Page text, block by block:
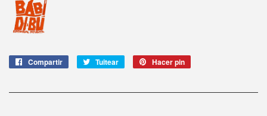
Compartir
CompartirTuitear
Tuitear Hacer pin